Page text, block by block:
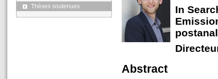
Thèses soutenues
In
Abstract